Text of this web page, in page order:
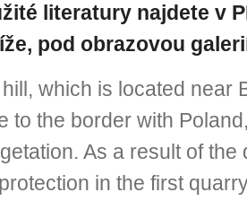
literatury najdete v
pod obrazovou
which is located near
to the border with
As a result of the
in the first